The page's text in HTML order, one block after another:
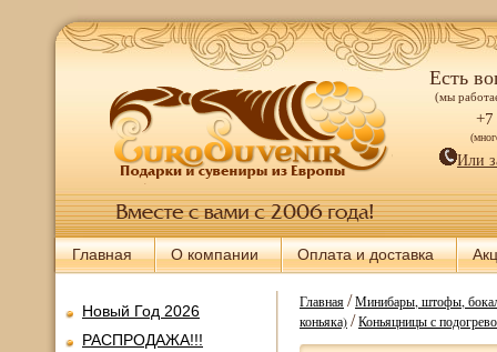
Есть
(мы
+7
Или
Главная О компании Оплата и доставка
Новый Год 2026
РАСПРОДАЖА!!!
Главная/Минибары, штофы,
коньяка)/Коньяцницы с